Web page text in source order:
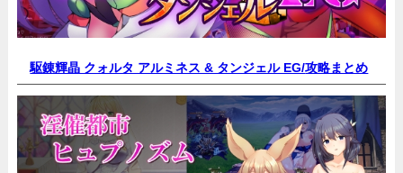
駆錬輝晶 クォルタ アルミネス & タンジェル EG/攻略まとめ